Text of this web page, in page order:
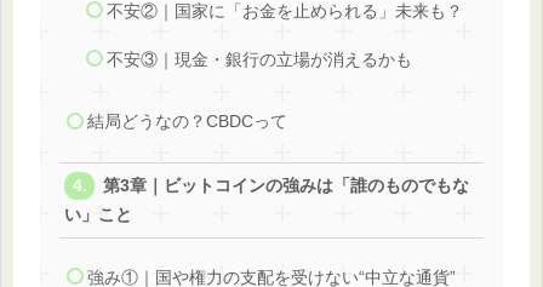
不安②｜国家に「お金を止められる」未来も？
不安③｜現金・銀行の立場が消えるかも
結局どうなの？CBDCって
第3章｜ビットコインの強みは「誰のものでもな
い」こと
強み①｜国や権力の支配を受けない“中立な通貨”